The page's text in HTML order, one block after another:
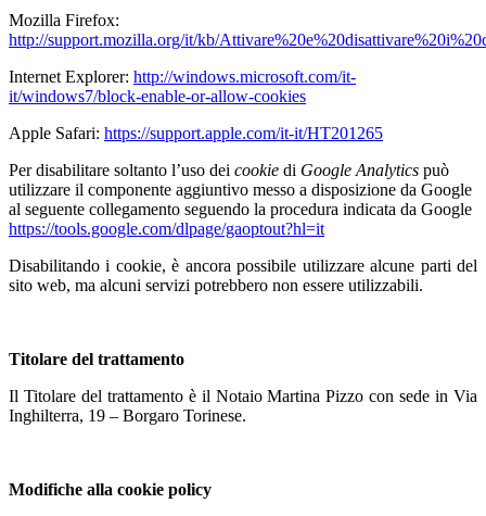
Mozilla Firefox:
http://support.mozilla.org/it/kb/
Internet Explorer: http://windows.microsoft.com/it-
it/windows7/block-enable-or-allow-cookies
Apple Safari: https://support.apple.com/it-it/HT201265
Per disabilitare soltanto l’uso dei cookie di Google Analytics può
utilizzare il componente aggiuntivo messo a disposizione da Google
al seguente collegamento seguendo la procedura indicata da Google
https://tools.google.com/dlpage/gaoptout?hl=it
Disabilitando i cookie, è ancora possibile utilizzare alcune parti del
sito web, ma alcuni servizi potrebbero non essere utilizzabili.
Titolare del trattamento
Il Titolare del trattamento è il Notaio Martina Pizzo con sede in Via
Inghilterra, 19 – Borgaro Torinese.
Modifiche alla cookie policy